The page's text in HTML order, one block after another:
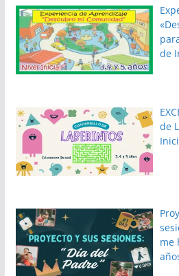
de
de
me